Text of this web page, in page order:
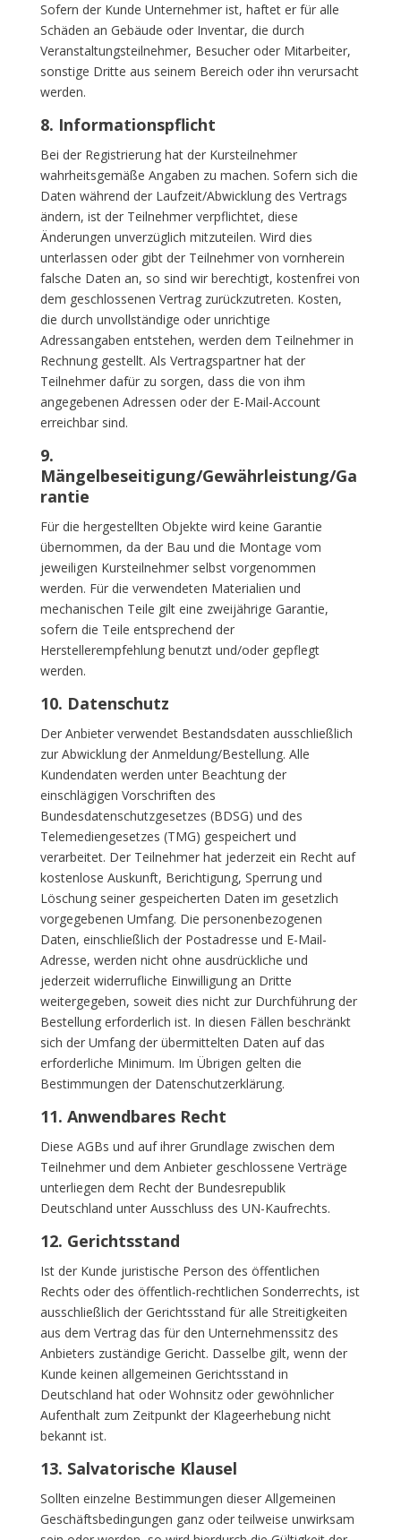
Sofern der Kunde Unternehmer ist, haftet er für alle
Schäden an Gebäude oder Inventar, die durch
Veranstaltungsteilnehmer, Besucher oder Mitarbeiter,
sonstige Dritte aus seinem Bereich oder ihn verursacht
werden.
8. Informationspflicht
Bei der Registrierung hat der Kursteilnehmer
wahrheitsgemäße Angaben zu machen. Sofern sich die
Daten während der Laufzeit/Abwicklung des Vertrags
ändern, ist der Teilnehmer verpflichtet, diese
Änderungen unverzüglich mitzuteilen. Wird dies
unterlassen oder gibt der Teilnehmer von vornherein
falsche Daten an, so sind wir berechtigt, kostenfrei von
dem geschlossenen Vertrag zurückzutreten. Kosten,
die durch unvollständige oder unrichtige
Adressangaben entstehen, werden dem Teilnehmer in
Rechnung gestellt. Als Vertragspartner hat der
Teilnehmer dafür zu sorgen, dass die von ihm
angegebenen Adressen oder der E-Mail-Account
erreichbar sind.
9.
Mängelbeseitigung/Gewährleistung/Ga
rantie
Für die hergestellten Objekte wird keine Garantie
übernommen, da der Bau und die Montage vom
jeweiligen Kursteilnehmer selbst vorgenommen
werden. Für die verwendeten Materialien und
mechanischen Teile gilt eine zweijährige Garantie,
sofern die Teile entsprechend der
Herstellerempfehlung benutzt und/oder gepflegt
werden.
10. Datenschutz
Der Anbieter verwendet Bestandsdaten ausschließlich
zur Abwicklung der Anmeldung/Bestellung. Alle
Kundendaten werden unter Beachtung der
einschlägigen Vorschriften des
Bundesdatenschutzgesetzes (BDSG) und des
Telemediengesetzes (TMG) gespeichert und
verarbeitet. Der Teilnehmer hat jederzeit ein Recht auf
kostenlose Auskunft, Berichtigung, Sperrung und
Löschung seiner gespeicherten Daten im gesetzlich
vorgegebenen Umfang. Die personenbezogenen
Daten, einschließlich der Postadresse und E-Mail-
Adresse, werden nicht ohne ausdrückliche und
jederzeit widerrufliche Einwilligung an Dritte
weitergegeben, soweit dies nicht zur Durchführung der
Bestellung erforderlich ist. In diesen Fällen beschränkt
sich der Umfang der übermittelten Daten auf das
erforderliche Minimum. Im Übrigen gelten die
Bestimmungen der Datenschutzerklärung.
11. Anwendbares Recht
Diese AGBs und auf ihrer Grundlage zwischen dem
Teilnehmer und dem Anbieter geschlossene Verträge
unterliegen dem Recht der Bundesrepublik
Deutschland unter Ausschluss des UN-Kaufrechts.
12. Gerichtsstand
Ist der Kunde juristische Person des öffentlichen
Rechts oder des öffentlich-rechtlichen Sonderrechts, ist
ausschließlich der Gerichtsstand für alle Streitigkeiten
aus dem Vertrag das für den Unternehmenssitz des
Anbieters zuständige Gericht. Dasselbe gilt, wenn der
Kunde keinen allgemeinen Gerichtsstand in
Deutschland hat oder Wohnsitz oder gewöhnlicher
Aufenthalt zum Zeitpunkt der Klageerhebung nicht
bekannt ist.
13. Salvatorische Klausel
Sollten einzelne Bestimmungen dieser Allgemeinen
Geschäftsbedingungen ganz oder teilweise unwirksam